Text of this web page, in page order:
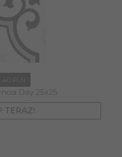
40 PLN
Day 25x25
TERAZ!